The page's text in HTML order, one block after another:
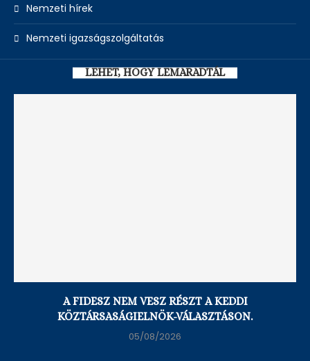
Nemzeti hírek
Nemzeti igazságszolgáltatás
LEHET, HOGY LEMARADTÁL
A FIDESZ NEM VESZ RÉSZT A KEDDI
KÖZTÁRSASÁGIELNÖK-VÁLASZTÁSON.
05/08/2026